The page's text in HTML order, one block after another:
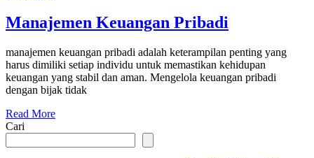
Manajemen Keuangan Pribadi
manajemen keuangan pribadi adalah keterampilan penting yang
harus dimiliki setiap individu untuk memastikan kehidupan
keuangan yang stabil dan aman. Mengelola keuangan pribadi
dengan bijak tidak
Read More
Cari